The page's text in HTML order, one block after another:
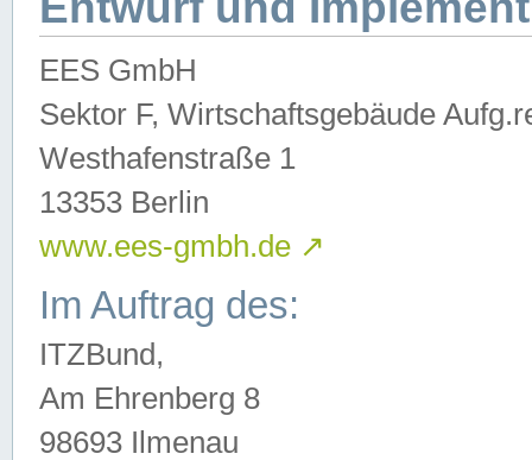
EES GmbH
Sektor F, Wirtschaftsgebäude
Westhafenstraße 1
13353 Berlin
www.ees-gmbh.de ↗
Im Auftrag des:
ITZBund,
Am Ehrenberg 8
98693 Ilmenau